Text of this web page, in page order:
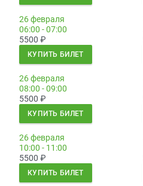
26 февраля
06:00 - 07:00
5500 ₽
КУПИТЬ БИЛЕТ
26 февраля
08:00 - 09:00
5500 ₽
КУПИТЬ БИЛЕТ
26 февраля
10:00 - 11:00
5500 ₽
КУПИТЬ БИЛЕТ